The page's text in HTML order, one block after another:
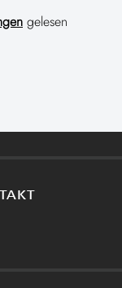
gelesen